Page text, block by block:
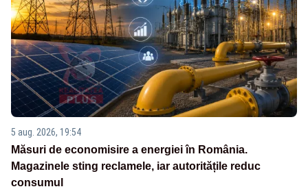
5 aug. 2026, 19:54
Măsuri de economisire a energiei în România.
Magazinele sting reclamele, iar autoritățile reduc
consumul